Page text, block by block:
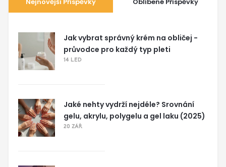
Jak vybrat správný krém na obličej -
průvodce pro každý typ pleti
14 LED
Jaké nehty vydrží nejdéle? Srovnání
gelu, akrylu, polygelu a gel laku (2025)
20 ZÁŘ